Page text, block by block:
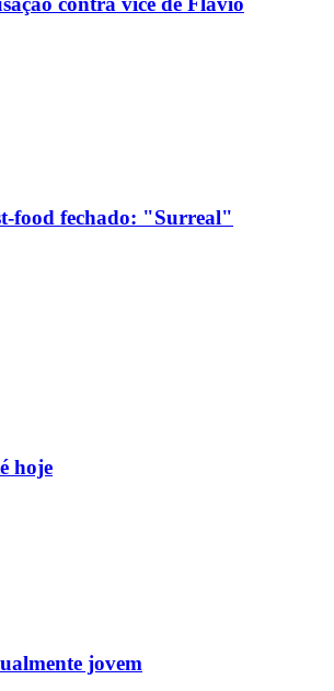
food fechado: "Surreal"
hoje
jovem